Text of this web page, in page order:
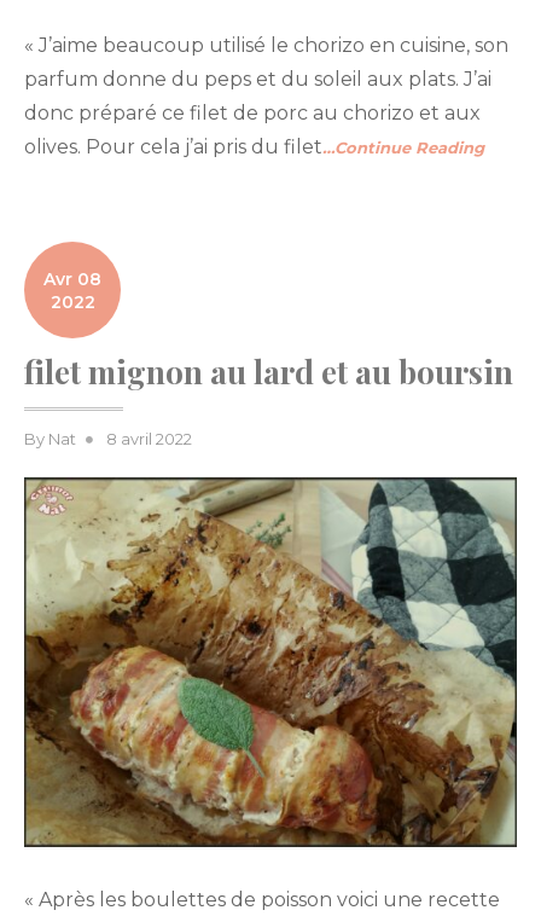
« J’aime beaucoup utilisé le chorizo en cuisine, son
parfum donne du peps et du soleil aux plats. J’ai
donc préparé ce filet de porc au chorizo et aux
olives. Pour cela j’ai pris du filet…Continue Reading
Avr 08
2022
filet mignon au lard et au boursin
By Nat
Posted
8 avril 2022
« Après les boulettes de poisson voici une recette